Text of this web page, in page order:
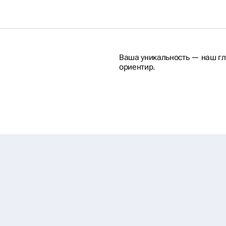
Ваша уникальность — наш
ориентир.